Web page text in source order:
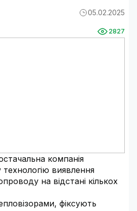
05.02.2025
2827
компанія
виявлення
на відстані кількох
фіксують